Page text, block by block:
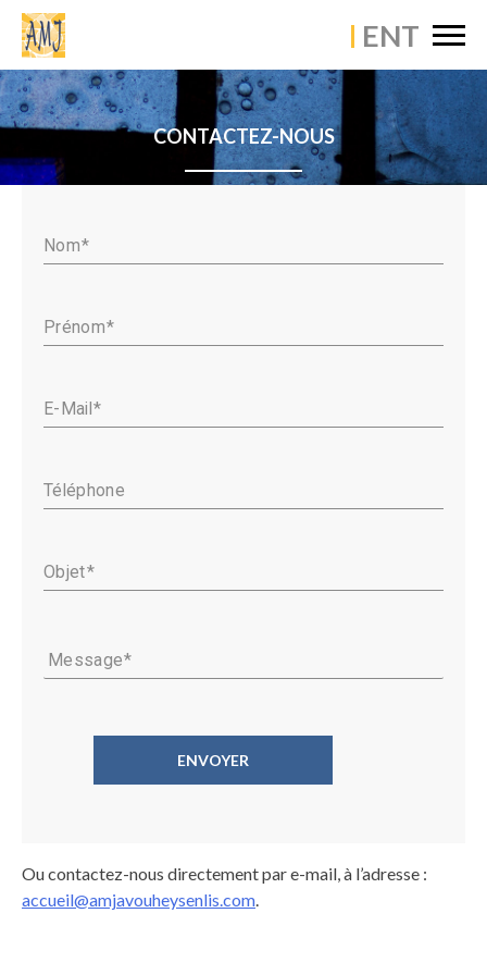
Skip
content
CONTACTEZ-NOUS
×
ÉTABLISSEMENT
VIE PASTORALE
VIE PÉDAGOGIQUE
CONTACT
Nom
Prénom
E-Mail
Téléphone
Objet
Message
ENVOYER
Ou contactez-nous directement par e-mail, à l’adresse :
accueil@amjavouheysenlis.com.